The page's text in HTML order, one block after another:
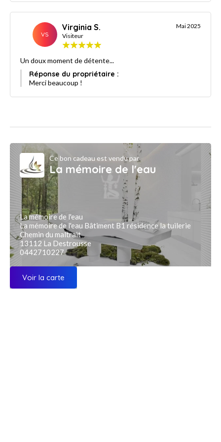
VS
Virginia S.
Visiteur
Mai 2025
Un doux moment de détente...
Réponse du propriétaire :
Merci beaucoup !
Ce bon cadeau est vendu par
La mémoire de l'eau
La mémoire de l'eau
La mémoire de l'eau Bâtiment B1 résidence la tuilerie
Chemin du maltrait
13112 La Destrousse
0442710227
Voir la carte